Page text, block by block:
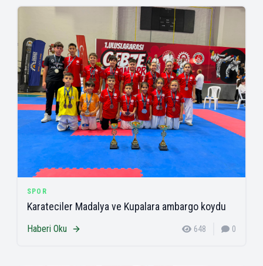
SPOR
Karateciler Madalya ve Kupalara ambargo koydu
Haberi Oku 648 0